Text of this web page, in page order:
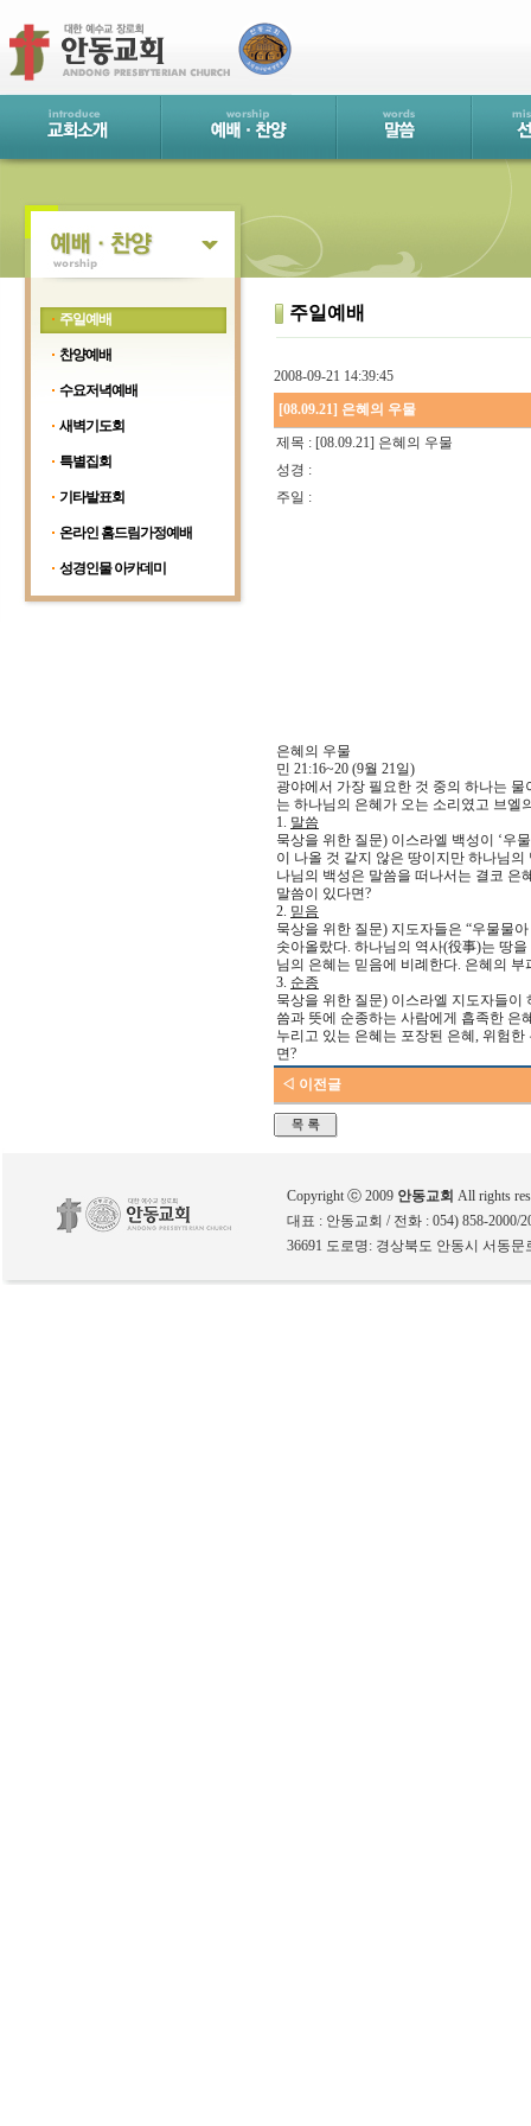
주일예배
찬양예배
수요저녁예배
새벽기도회
특별집회
기타발표회
온라인 홈드림가정예배
성경인물 아카데미
주일예배
2008-09-21 14:39:45
[08.09.21] 은혜의 우물
제목 : [08.09.21] 은혜의 우물
성경 :
주일 :
은혜의 우물
민 21:16~20 (9월 21일)
광야에서 가장 필요한 것 중의 하나는
는 하나님의 은혜가 오는 소리였고 브엘
1. 말씀
묵상을 위한 질문) 이스라엘 백성이 ‘우
이 나올 것 같지 않은 땅이지만 하나님
나님의 백성은 말씀을 떠나서는 결코 은
말씀이 있다면?
2. 믿음
묵상을 위한 질문) 지도자들은 “우물물
솟아올랐다. 하나님의 역사(役事)는 땅
님의 은혜는 믿음에 비례한다. 은혜의
3. 순종
묵상을 위한 질문) 이스라엘 지도자들
씀과 뜻에 순종하는 사람에게 흡족한 은
누리고 있는 은혜는 포장된 은혜, 위험
면?
◁ 이전글
Copyright ⓒ 2009 안동교회 All rights
대표 : 안동교회 / 전화 : 054) 858-2000/
36691 도로명: 경상북도 안동시 서동